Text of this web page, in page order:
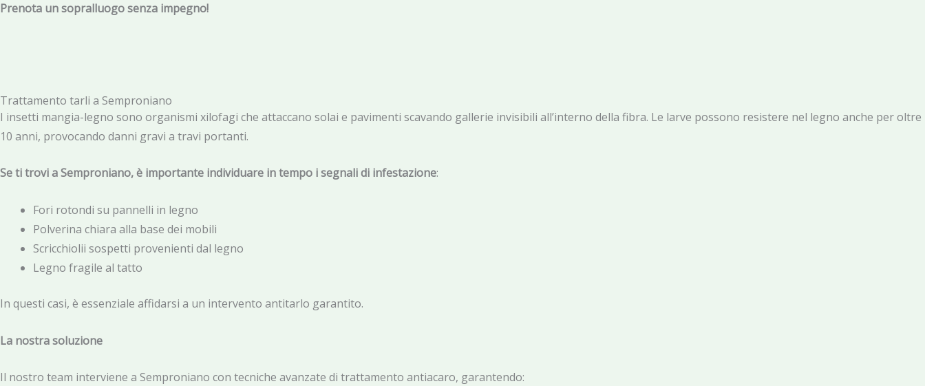
Prenota un sopralluogo senza impegno!
Trattamento tarli a Semproniano
I insetti mangia-legno sono organismi xilofagi che attaccano solai e pavimenti scavando gallerie invisibili all’interno della fibra. Le larve possono resistere nel legno anche per oltre
10 anni, provocando danni gravi a travi portanti.
Se ti trovi a Semproniano, è importante individuare in tempo i segnali di infestazione:
Fori rotondi su pannelli in legno
Polverina chiara alla base dei mobili
Scricchiolii sospetti provenienti dal legno
Legno fragile al tatto
In questi casi, è essenziale affidarsi a un intervento antitarlo garantito.
La nostra soluzione
Il nostro team interviene a Semproniano con tecniche avanzate di trattamento antiacaro, garantendo: